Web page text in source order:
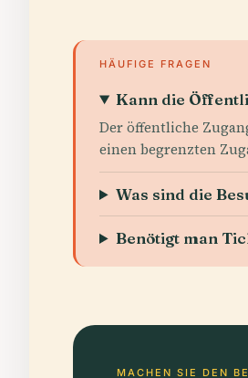
HÄUFIGE FRAGEN
Kann die
Der öffentliche
einen begrenzten
Was sind die
Benötigt man
MACHEN SIE DEN